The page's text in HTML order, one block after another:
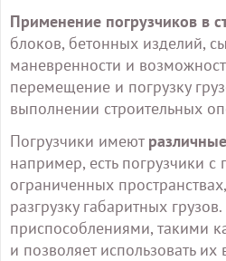
Применение погрузчиков в
блоков, бетонных изделий,
маневренности и
перемещение и погрузку
выполнении строительных
Погрузчики имеют
например, есть погрузчики
ограниченных
разгрузку габаритных
приспособлениями, такими
и позволяет использовать